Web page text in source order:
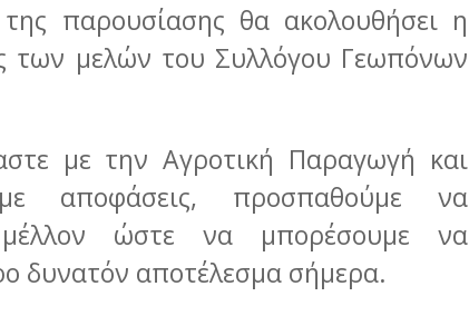
παρουσίασης θα ακολουθήσει η
των μελών του Συλλόγου Γεωπόνων
με την Αγροτική Παραγωγή και
αποφάσεις, προσπαθούμε να
μέλλον ώστε να μπορέσουμε να
δυνατόν αποτέλεσμα σήμερα.